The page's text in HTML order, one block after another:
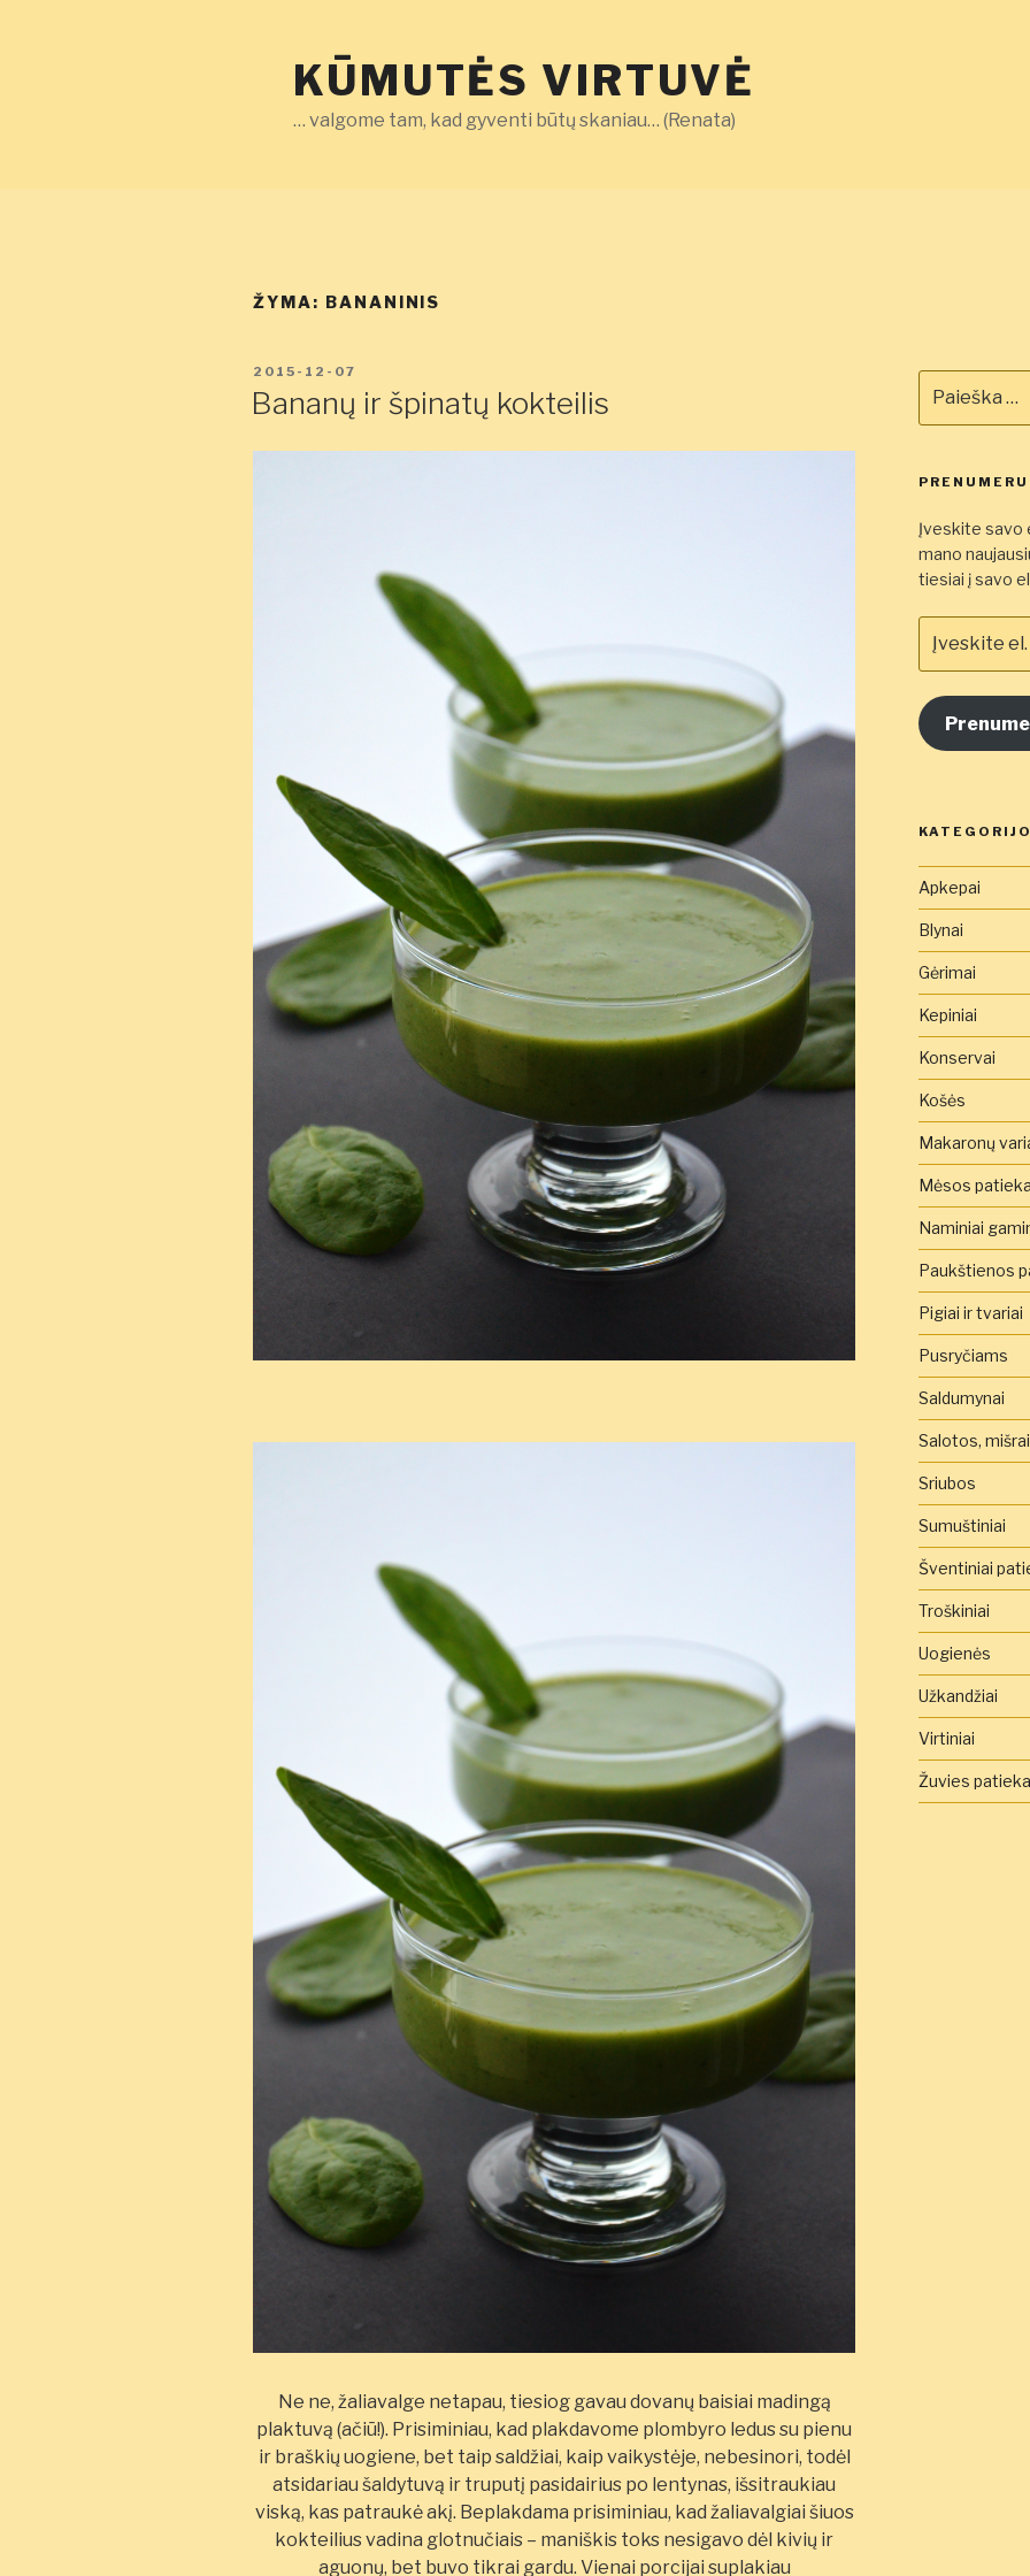
KŪMUTĖS VIRTUVĖ
… valgome tam, kad gyventi būtų skaniau… (Renata)
ŽYMA: BANANINIS
PASKELBTA
2015-12-07
Bananų ir špinatų kokteilis
Ne ne, žaliavalge netapau, tiesiog gavau dovanų baisiai madingą
plaktuvą (ačiū!). Prisiminiau, kad plakdavome plombyro ledus su pienu
ir braškių uogiene, bet taip saldžiai, kaip vaikystėje, nebesinori, todėl
atsidariau šaldytuvą ir truputį pasidairius po lentynas, išsitraukiau
viską, kas patraukė akį. Beplakdama prisiminiau, kad žaliavalgiai šiuos
kokteilius vadina glotnučiais – maniškis toks nesigavo dėl kivių ir
aguonų, bet buvo tikrai gardu. Vienai porcijai suplakiau
Įveskite savo
mano
tiesiai į savo
el.
pašto
adresą
čia
Apkepai
Blynai
Gėrimai
Kepiniai
Konservai
Košės
Makaronų
Mėsos
Naminiai
Paukštienos
Pigiai ir tvariai
Pusryčiams
Saldumynai
Salotos,
Sriubos
Sumuštiniai
Šventiniai
Troškiniai
Uogienės
Užkandžiai
Virtiniai
Žuvies